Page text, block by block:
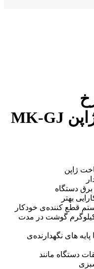
ژاپن MK-GJ
ژاپن
دستگاه
بهتر
قطع کننده‌ی خودکار
چرخ کردن بیش از 156 کیلوگرم گوشت در مدت
های نگهدارنده‌ی
دستگاه مانند